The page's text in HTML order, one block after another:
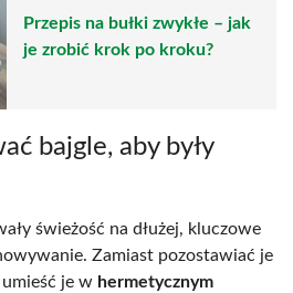
Przepis na bułki zwykłe – jak
je zrobić krok po kroku?
bajgle, aby były
świeżość na dłużej, kluczowe
Zamiast pozostawiać je
je w hermetycznym